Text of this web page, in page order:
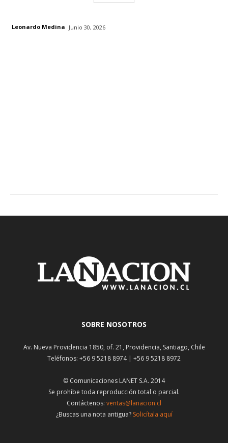
Leonardo Medina Junio 30, 2026
SOBRE NOSOTROS
Av. Nueva Providencia 1850, of. 21, Providencia, Santiago, Chile
Teléfonos: +56 9 5218 8974 | +56 9 5218 8972
© Comunicaciones LANET S.A. 2014
Se prohíbe toda reproducción total o parcial.
Contáctenos: ventas@lanacion.cl
¿Buscas una nota antigua? Solicítala aquí